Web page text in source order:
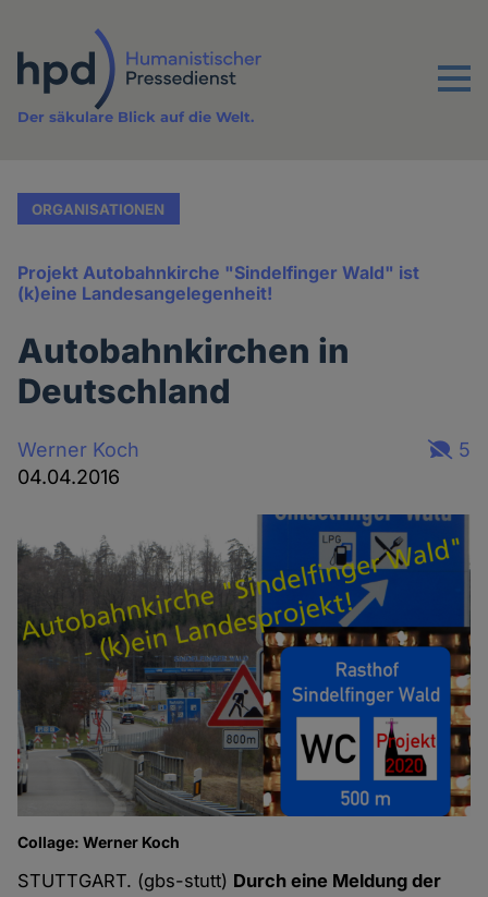
Inhalt
Menu
Der säkulare Blick auf die Welt.
ORGANISATIONEN
Projekt Autobahnkirche "Sindelfinger Wald" ist
(k)eine Landesangelegenheit!
Autobahnkirchen in
Deutschland
Werner Koch
04.04.2016
5
Collage: Werner Koch
STUTTGART. (gbs-stutt) Durch eine Meldung der